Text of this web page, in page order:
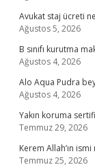
Avukat staj ücreti
Ağustos 5, 2026
B sınıfı kurutma
Ağustos 4, 2026
Alo Aqua Pudra
Ağustos 4, 2026
Yakın koruma
Temmuz 29, 2026
Kerem Allah’ın ismi
Temmuz 25, 2026